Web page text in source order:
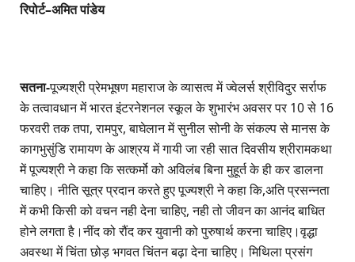
रिपोर्ट–अमित पांडेय
सतना-पूज्यश्री प्रेमभूषण महाराज के व्यासत्व में ज्वेलर्स श्रीविदुर सर्राफ
के तत्वावधान में भारत इंटरनेशनल स्कूल के शुभारंभ अवसर पर 10 से 16
फरवरी तक तपा, रामपुर, बाघेलान में सुनील सोनी के संकल्प से मानस के
कागभुसुंडि रामायण के आश्रय में गायी जा रही सात दिवसीय श्रीरामकथा
में पूज्यश्री ने कहा कि सत्कर्मो को अविलंब बिना मुहूर्त के ही कर डालना
चाहिए। नीति सूत्र प्रदान करते हुए पूज्यश्री ने कहा कि,अति प्रसन्नता
में कभी किसी को वचन नही देना चाहिए, नही तो जीवन का आनंद बाधित
होने लगता है।नींद को रौंद कर युवानी को पुरुषार्थ करना चाहिए।वृद्धा
अवस्था में चिंता छोड़ भगवत चिंतन बढ़ा देना चाहिए। मिथिला प्रसंग